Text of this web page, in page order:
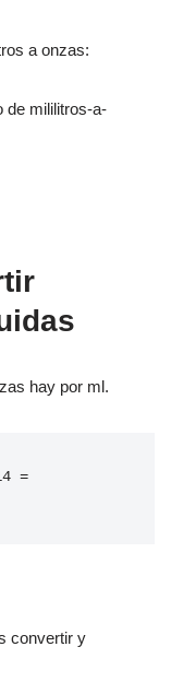
a onzas:
de mililitros-a-
hay por ml.
=
convertir y